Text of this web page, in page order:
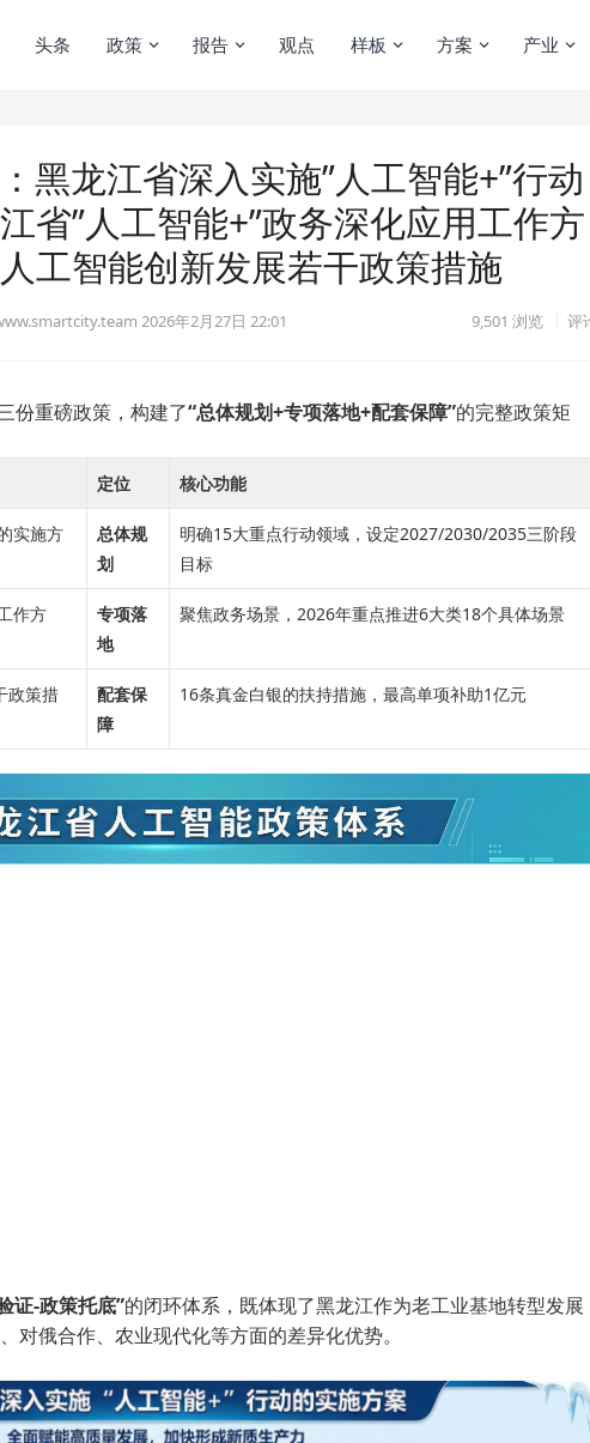
头条 政策 报告 观点 样板 方案 产业
黑龙江省深入实施”人工智能+”行动
省”人工智能+”政务深化应用工作方
工智能创新发展若干政策措施
2026年2月27日 22:01 9,501 浏览 评
份重磅政策，构建了“总体规划+专项落地+配套保障”的完整政策矩
定位 核心功能
实施方
总体规
划
明确15大重点行动领域，设定2027/2030/2035三阶段
目标
作方
专项落
地
聚焦政务场景，2026年重点推进6大类18个具体场景
政策措
配套保
障
16条真金白银的扶持措施，最高单项补助1亿元
证-政策托底”的闭环体系，既体现了黑龙江作为老工业基地转型发展
对俄合作、农业现代化等方面的差异化优势。